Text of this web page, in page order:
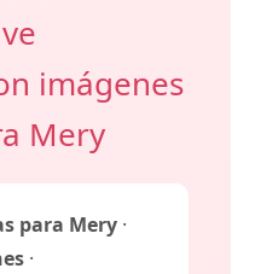
imágenes
Mery
para Mery ·
·